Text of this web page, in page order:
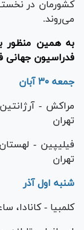
کشورمان در
می‌روند.
به همین منظور
فدراسیون جهانی
جمعه ۳۰ آبان
تهران
تهران
شنبه اول آذر
کلمبیا - کانادا، ساعت ۱۷ به وقت محلی و ۱۲:۳۰ به